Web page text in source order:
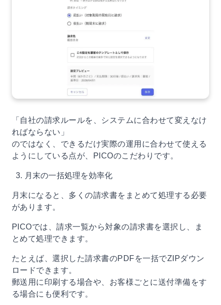
「自社の請求ルールを、システムに合わせて変えなけ
ればならない」
のではなく、できるだけ実際の運用に合わせて使える
ようにしている点が、PICOのこだわりです。
3. 月末の一括処理を効率化
月末になると、多くの請求書をまとめて処理する必要
があります。
PICOでは、請求一覧から対象の請求書を選択し、ま
とめて処理できます。
たとえば、選択した請求書のPDFを一括でZIPダウン
ロードできます。
郵送用に印刷する場合や、お客様ごとに送付準備をす
る場合にも便利です。